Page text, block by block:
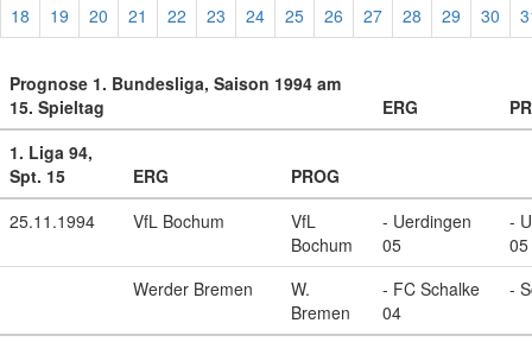
18
19 20 21 22 23 24 25 26 27 28 29 30
Prognose 1. Bundesliga, Saison 1994 am
15. Spieltag
ERG
1. Liga 94,
Spt. 15
ERG
PROG
25.11.1994
VfL Bochum
VfL
Bochum
- Uerdingen
05
-
05
Werder Bremen
W.
Bremen
- FC Schalke
04
-